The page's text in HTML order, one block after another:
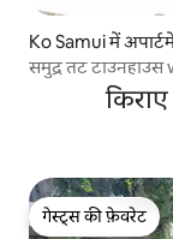
Ko Samui में
समुद्र तट
गेस्ट्स की फ़ेवरेट
गेस्ट्स की फ़ेवरेट